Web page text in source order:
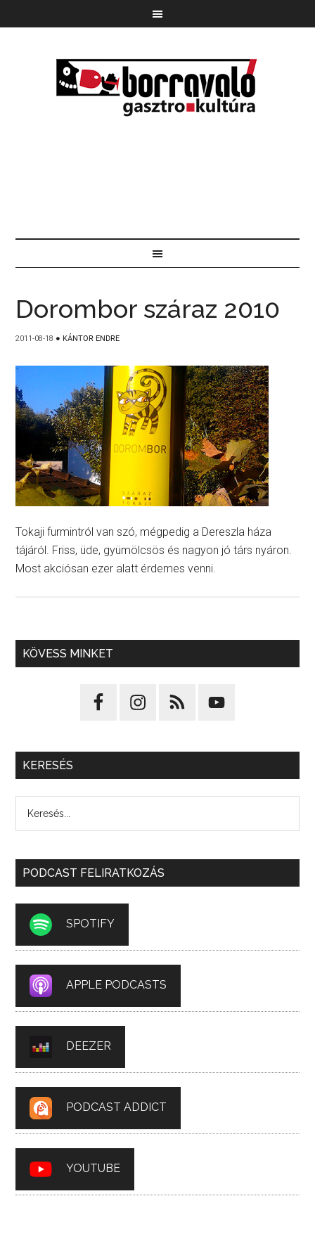
Dorombor száraz 2010
2011-08-18 ● KÁNTOR ENDRE
Tokaji furmintról van szó, mégpedig a Dereszla háza
tájáról. Friss, üde, gyümölcsös és nagyon jó társ nyáron.
Most akciósan ezer alatt érdemes venni.
KÖVESS MINKET
KERESÉS
PODCAST FELIRATKOZÁS
SPOTIFY
APPLE PODCASTS
DEEZER
PODCAST ADDICT
YOUTUBE